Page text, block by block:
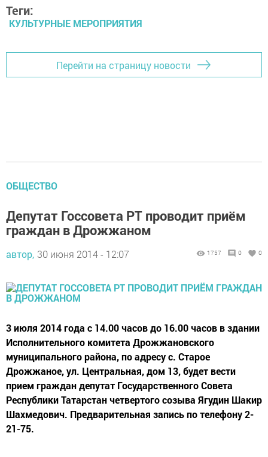
Теги:
КУЛЬТУРНЫЕ МЕРОПРИЯТИЯ
Перейти на страницу новости
ОБЩЕСТВО
Депутат Госсовета РТ проводит приём
граждан в Дрожжаном
автор, 30 июня 2014 - 12:07 1757 0 0
3 июля 2014 года с 14.00 часов до 16.00 часов в здании
Исполнительного комитета Дрожжановского
муниципального района, по адресу с. Старое
Дрожжаное, ул. Центральная, дом 13, будет вести
прием граждан депутат Государственного Совета
Республики Татарстан четвертого созыва Ягудин Шакир
Шахмедович. Предварительная запись по телефону 2-
21-75.